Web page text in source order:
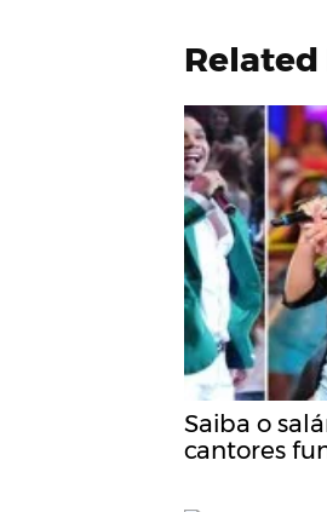
Related
Saiba o
cantores